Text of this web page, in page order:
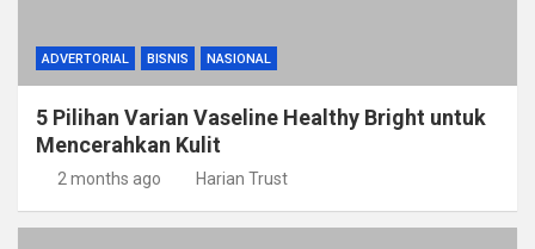
ADVERTORIAL BISNIS NASIONAL
5 Pilihan Varian Vaseline Healthy Bright untuk
Mencerahkan Kulit
2 months ago Harian Trust